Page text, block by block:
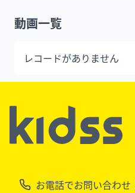
動画一覧
レコードがありません
お電話でお問い合わせ